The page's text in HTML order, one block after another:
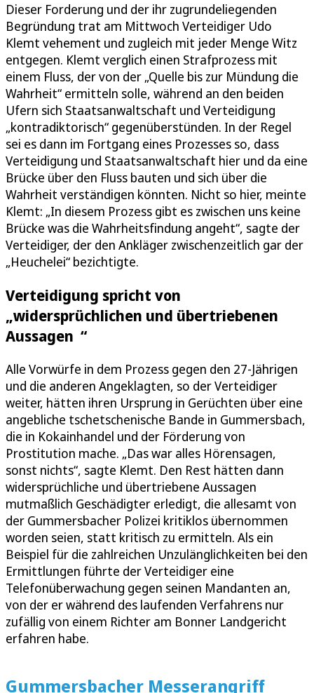
Dieser Forderung und der ihr zugrundeliegenden
Begründung trat am Mittwoch Verteidiger Udo
Klemt vehement und zugleich mit jeder Menge Witz
entgegen. Klemt verglich einen Strafprozess mit
einem Fluss, der von der „Quelle bis zur Mündung die
Wahrheit“ ermitteln solle, während an den beiden
Ufern sich Staatsanwaltschaft und Verteidigung
„kontradiktorisch“ gegenüberstünden. In der Regel
sei es dann im Fortgang eines Prozesses so, dass
Verteidigung und Staatsanwaltschaft hier und da eine
Brücke über den Fluss bauten und sich über die
Wahrheit verständigen könnten. Nicht so hier, meinte
Klemt: „In diesem Prozess gibt es zwischen uns keine
Brücke was die Wahrheitsfindung angeht“, sagte der
Verteidiger, der den Ankläger zwischenzeitlich gar der
„Heuchelei“ bezichtigte.
Verteidigung spricht von
„widersprüchlichen und übertriebenen
Aussagen “
Alle Vorwürfe in dem Prozess gegen den 27-Jährigen
und die anderen Angeklagten, so der Verteidiger
weiter, hätten ihren Ursprung in Gerüchten über eine
angebliche tschetschenische Bande in Gummersbach,
die in Kokainhandel und der Förderung von
Prostitution mache. „Das war alles Hörensagen,
sonst nichts“, sagte Klemt. Den Rest hätten dann
widersprüchliche und übertriebene Aussagen
mutmaßlich Geschädigter erledigt, die allesamt von
der Gummersbacher Polizei kritiklos übernommen
worden seien, statt kritisch zu ermitteln. Als ein
Beispiel für die zahlreichen Unzulänglichkeiten bei den
Ermittlungen führte der Verteidiger eine
Telefonüberwachung gegen seinen Mandanten an,
von der er während des laufenden Verfahrens nur
zufällig von einem Richter am Bonner Landgericht
erfahren habe.
Gummersbacher Messerangriff